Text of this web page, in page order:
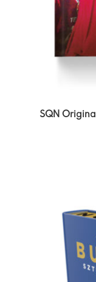
SQN